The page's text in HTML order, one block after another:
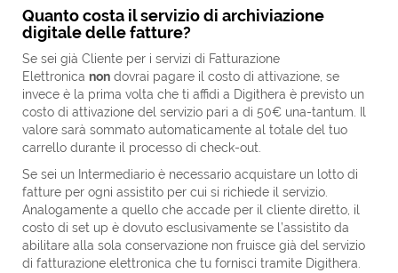
Quanto costa il servizio di archiviazione
digitale delle fatture?
Se sei già Cliente per i servizi di Fatturazione
Elettronica non dovrai pagare il costo di attivazione, se
invece è la prima volta che ti affidi a Digithera è previsto un
costo di attivazione del servizio pari a di 50€ una-tantum. Il
valore sarà sommato automaticamente al totale del tuo
carrello durante il processo di check-out.
Se sei un Intermediario è necessario acquistare un lotto di
fatture per ogni assistito per cui si richiede il servizio.
Analogamente a quello che accade per il cliente diretto, il
costo di set up è dovuto esclusivamente se l’assistito da
abilitare alla sola conservazione non fruisce già del servizio
di fatturazione elettronica che tu fornisci tramite Digithera.